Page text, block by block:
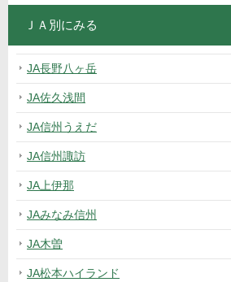
ＪＡ別にみる
JA長野八ヶ岳
JA佐久浅間
JA信州うえだ
JA信州諏訪
JA上伊那
JAみなみ信州
JA木曽
JA松本ハイランド